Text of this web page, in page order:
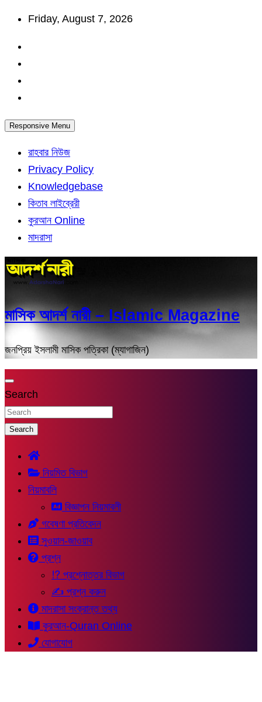
Skip
content
Friday, August 7, 2026
Responsive Menu
রাহবার নিউজ
Privacy Policy
Knowledgebase
কিতাব লাইব্রেরী
কুরআন Online
মাদরাসা
মাসিক আদর্শ নারী – Islamic Magazine
জনপ্রিয় ইসলামী মাসিক পত্রিকা (ম্যাগাজিন)
Search
Search
নিয়মিত বিভাগ
নিয়মাবলি
বিজ্ঞাপন নিয়মাবলী
গবেষণা প্রতিবেদন
সুওয়াল-জাওয়াব
প্রশ্ন
⁉ প্রশ্নোত্তর বিভাগ
✍ প্রশ্ন করুন
মাদরাসা সংক্রান্ত তথ্য
কুরআন-Quran Online
যোগাযোগ